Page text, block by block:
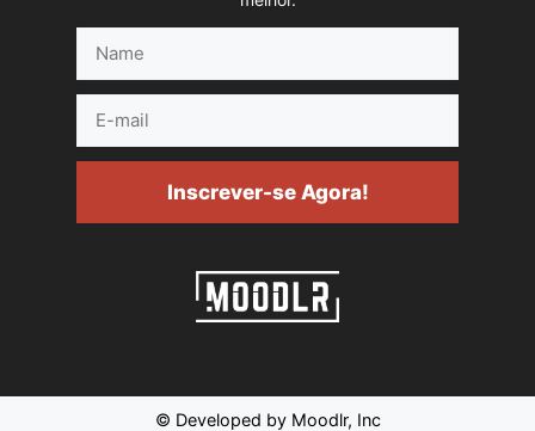
mail
Inscrever-se Agora!